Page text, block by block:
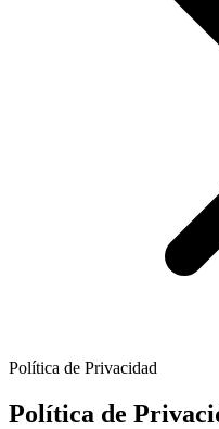
Política de Privacidad
Política de